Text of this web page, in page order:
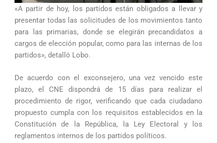
«A partir de hoy, los partidos están obligados a llevar y
presentar todas las solicitudes de los movimientos tanto
para las primarias, donde se elegirán precandidatos a
cargos de elección popular, como para las internas de los
partidos», detalló Lobo.
De acuerdo con el exconsejero, una vez vencido este
plazo, el CNE dispondrá de 15 días para realizar el
procedimiento de rigor, verificando que cada ciudadano
propuesto cumpla con los requisitos establecidos en la
Constitución de la República, la Ley Electoral y los
reglamentos internos de los partidos políticos.